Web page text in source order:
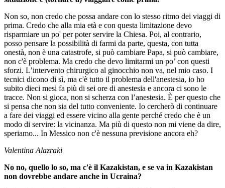
Non so, non credo che possa andare con lo stesso ritmo dei viaggi di
prima. Credo che alla mia età e con questa limitazione devo
risparmiare un po' per poter servire la Chiesa. Poi, al contrario,
posso pensare la possibilità di farmi da parte, questa, con tutta
onestà, non è una catastrofe, si può cambiare Papa, si può cambiare,
non c'è problema. Ma credo che devo limitarmi un po’ con questi
sforzi. L’intervento chirurgico al ginocchio non va, nel mio caso. I
tecnici dicono di sì, ma c'è tutto il problema dell'anestesia, io ho
subito dieci mesi fa più di sei ore di anestesia e ancora ci sono le
tracce. Non si gioca, non si scherza con l’anestesia. È per questo che
si pensa che non sia del tutto conveniente. Io cercherò di continuare
a fare dei viaggi ed essere vicino alla gente perché credo che è un
modo di servire: la vicinanza. Ma più di questo non mi viene da dire,
speriamo... In Messico non c'è nessuna previsione ancora eh?
Valentina Alazraki
No no, quello lo so, ma c'è il Kazakistan, e se va in Kazakistan
non dovrebbe andare anche in Ucraina?